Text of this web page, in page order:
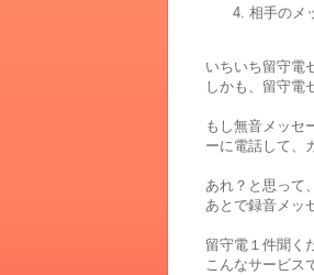
相手のメ
いちいち留守電
しかも、留守電
もし無音メッセ
ーに電話して、
あれ？と思って
あとで録音メッ
留守電１件聞く
こんなサービス